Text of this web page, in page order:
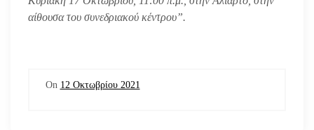
αίθουσα του συνεδριακού κέντρου”.
On 12 Οκτωβρίου 2021